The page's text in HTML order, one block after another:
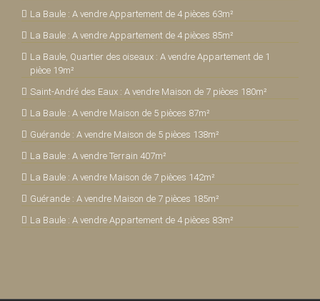
La Baule : A vendre Appartement de 4 pièces 63m²
La Baule : A vendre Appartement de 4 pièces 85m²
La Baule, Quartier des oiseaux : A vendre Appartement de 1
pièce 19m²
Saint-André des Eaux : A vendre Maison de 7 pièces 180m²
La Baule : A vendre Maison de 5 pièces 87m²
Guérande : A vendre Maison de 5 pièces 138m²
La Baule : A vendre Terrain 407m²
La Baule : A vendre Maison de 7 pièces 142m²
Guérande : A vendre Maison de 7 pièces 185m²
La Baule : A vendre Appartement de 4 pièces 83m²